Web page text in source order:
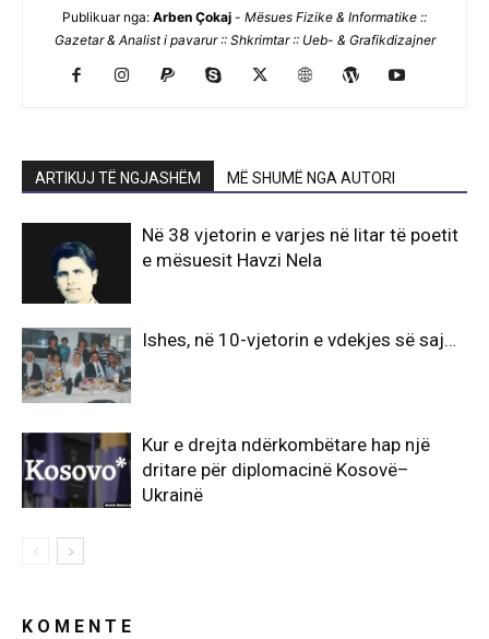
Publikuar nga: Arben Çokaj - Mësues Fizike & Informatike ::
Gazetar & Analist i pavarur :: Shkrimtar :: Ueb- & Grafikdizajner
ARTIKUJ TË NGJASHËM MË SHUMË NGA AUTORI
Në 38 vjetorin e varjes në litar të poetit
e mësuesit Havzi Nela
Ishes, në 10-vjetorin e vdekjes së saj…
Kur e drejta ndërkombëtare hap një
dritare për diplomacinë Kosovë–
Ukrainë
K O M E N T E